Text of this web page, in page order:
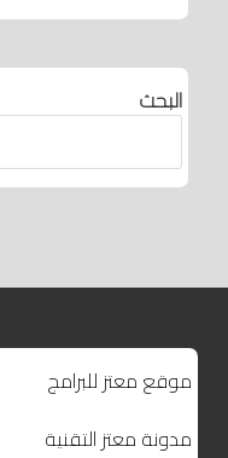
البحث
موقع معتز للبرامج
مدونة معتز التقنية